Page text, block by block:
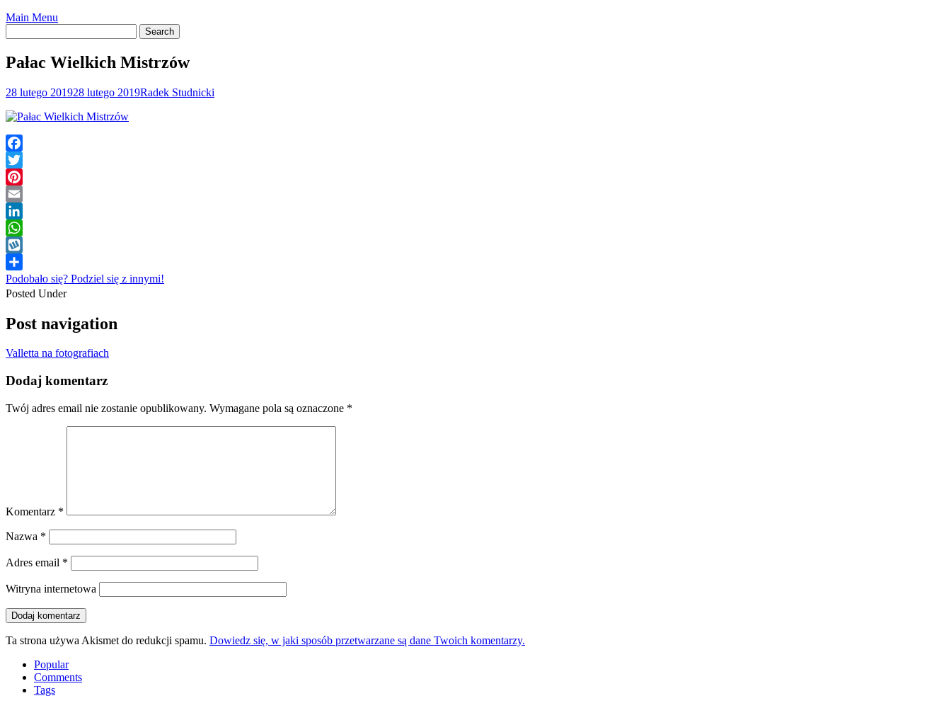
Main Menu
Pałac Wielkich Mistrzów
28 lutego 201928 lutego 2019Radek Studnicki
Facebook
Twitter
Pinterest
Email
LinkedIn
WhatsApp
Wykop
Podobało się? Podziel się z innymi!
Posted Under
Post navigation
Valletta na fotografiach
Dodaj komentarz
Twój adres email nie zostanie opublikowany. Wymagane pola są oznaczone *
Komentarz *
Nazwa *
Adres email *
Witryna internetowa
Ta strona używa Akismet do redukcji spamu. Dowiedz się, w jaki sposób przetwarzane są dane Twoich komentarzy.
Popular
Comments
Tags